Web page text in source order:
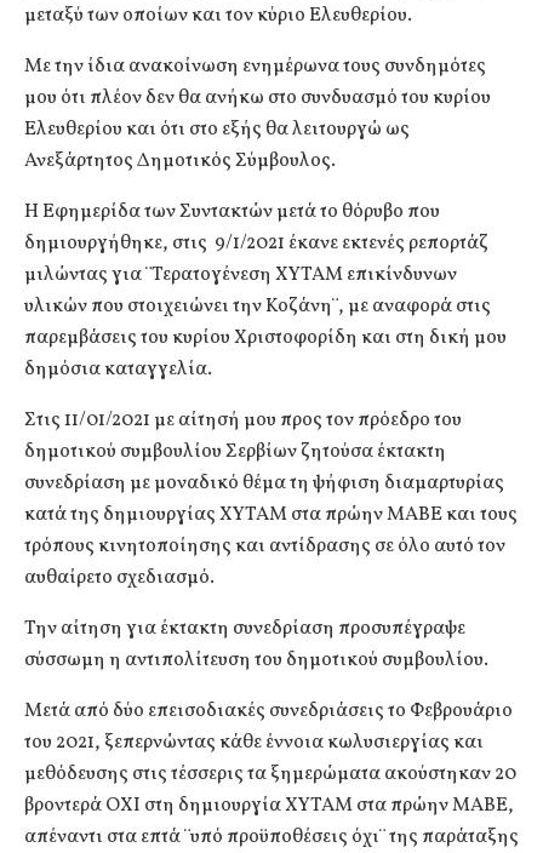
μεταξύ των οποίων και τον κύριο Ελευθερίου.
Με την ίδια ανακοίνωση ενημέρωνα τους συνδημότες
μου ότι πλέον δεν θα ανήκω στο συνδυασμό του κυρίου
Ελευθερίου και ότι στο εξής θα λειτουργώ ως
Ανεξάρτητος Δημοτικός Σύμβουλος.
Η Εφημερίδα των Συντακτών μετά το θόρυβο που
δημιουργήθηκε, στις 9/1/2021 έκανε εκτενές ρεπορτάζ
μιλώντας για ¨Τερατογένεση ΧΥΤΑΜ επικίνδυνων
υλικών που στοιχειώνει την Κοζάνη¨, με αναφορά στις
παρεμβάσεις του κυρίου Χριστοφορίδη και στη δική μου
δημόσια καταγγελία.
Στις 11/01/2021 με αίτησή μου προς τον πρόεδρο του
δημοτικού συμβουλίου Σερβίων ζητούσα έκτακτη
συνεδρίαση με μοναδικό θέμα τη ψήφιση διαμαρτυρίας
κατά της δημιουργίας ΧΥΤΑΜ στα πρώην ΜΑΒΕ και τους
τρόπους κινητοποίησης και αντίδρασης σε όλο αυτό τον
αυθαίρετο σχεδιασμό.
Την αίτηση για έκτακτη συνεδρίαση προσυπέγραψε
σύσσωμη η αντιπολίτευση του δημοτικού συμβουλίου.
Μετά από δύο επεισοδιακές συνεδριάσεις το Φεβρουάριο
του 2021, ξεπερνώντας κάθε έννοια κωλυσιεργίας και
μεθόδευσης στις τέσσερις τα ξημερώματα ακούστηκαν 20
βροντερά ΟΧΙ στη δημιουργία ΧΥΤΑΜ στα πρώην ΜΑΒΕ,
απέναντι στα επτά ¨υπό προϋποθέσεις όχι¨ της παράταξης